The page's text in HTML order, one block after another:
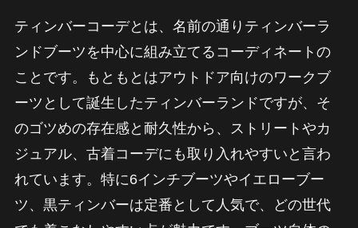
ティンバーコーデとは、名前の通りティンバーラ
ンドブーツを中心に組み立てるコーディネートの
ことです。もともとはアウトドア向けのワークブ
ーツとして誕生したティンバーランドですが、そ
のゴツめの存在感と耐久性から、ストリートやカ
ジュアル、古着コーデにも取り入れやすいと言わ
れています。特に6インチブーツやイエローブー
ツ、黒ティンバーは定番として人気で、どの世代